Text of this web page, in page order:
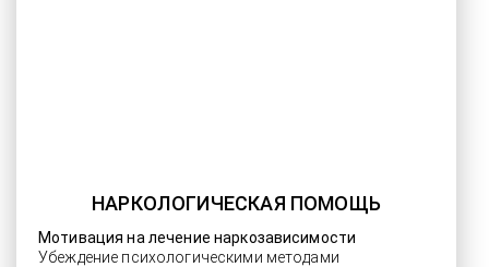
НАРКОЛОГИЧЕСКАЯ ПОМОЩЬ
Мотивация на лечение наркозависимости
Убеждение психологическими методами